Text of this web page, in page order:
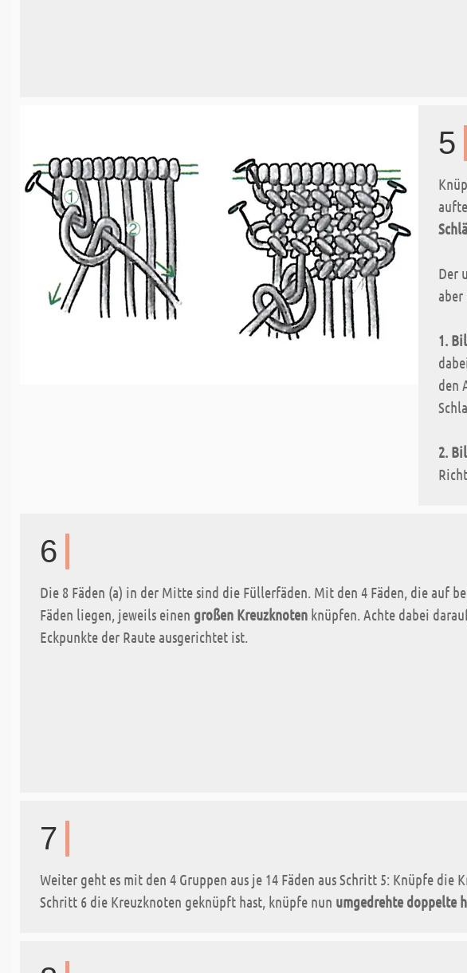
5
Der
aber
1.
den
2.
6
Die 8 Fäden (a) in der Mitte sind die Füllerfäden. Mit den 4 Fäden, die auf
Fäden liegen, jeweils einen großen Kreuzknoten knüpfen. Achte dabei
Eckpunkte der Raute ausgerichtet ist.
7
Weiter geht es mit den 4 Gruppen aus je 14 Fäden aus Schritt 5: Knüpfe
Schritt 6 die Kreuzknoten geknüpft hast, knüpfe nun umgedrehte doppelte